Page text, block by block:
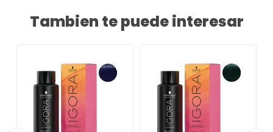
Tambien te puede interesar